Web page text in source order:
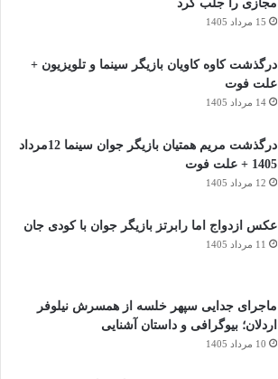
مجازی را جلب کرد
15 مرداد 1405
درگذشت کاوه کاویان بازیگر سینما و تلویزیون +
علت فوت
14 مرداد 1405
درگذشت مریم همتیان بازیگر جوان سینما 12مرداد
1405 + علت فوت
12 مرداد 1405
عکس ازدواج اما رابرتز بازیگر جوان با کودی جان
11 مرداد 1405
ماجرای جدایی سپهر خلسه از همسرش نیلوفر
اردلان؛ بیوگرافی و داستان آشنایی
10 مرداد 1405